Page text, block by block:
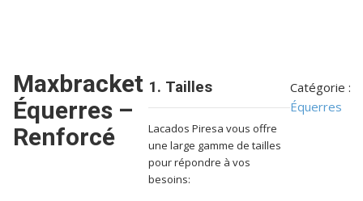
Maxbracket
Équerres –
Renforcé
1. Tailles
Lacados Piresa vous offre
une large gamme de tailles
pour répondre à vos
besoins:
Catégorie :
Équerres